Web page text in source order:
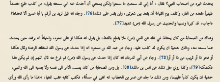
يحدث غيره من اصحاب النبي؟ فقال : أما إني قد سمعت ما سمعوا ولكن يمنعني أن أحدث عنه اني سمعته يقول: من كذب عليّ متعمداً
فليتبوأ مقعده من النار، وكلف يوم القيامة أن يقعد بين شعرتين، ولن يقدر على ذلك[76]
. وجاء انه قيل لزيد بن أرقم يا أبا عمرو ألا تحدثنا؟
فاجاب: قد كبرنا ونسينا والحديث عن رسول الله (ص) شديد[77]
.
وهناك من الصحابة من كان يحتاط في نقله عن النبي (ص) فلا يقطع باللفظ، بل يقول انه هكذا او على نحوه، واحياناً انه يرتعد حين يحدث
عما سمعه منه، وذلك خشية ان يكون قد كذب عليه. وجاء عن عبد الله بن مسعود انه إذا حدث عن رسول الله استقلته الرعدة وقال هكذا
أو نحو ذا أو قريب من ذا أو أو[78]
. وجاء عن أبي الدرداء انه كان إذا حدث عن رسول الله (ص) ثم فرغ منه قال اللهم إن لم يكن هذا
فكشكله[79] ، وكذا روي مثل ذلك عن انس بن مالك[80]
. بل ومن الصحابة من كان ينسب الامر الى نفسه ولا ينسبه الى الله والنبي،
خشية ان يكون كذباً عليهما، ومن ذلك ما جاء عن عمر بن الخطاب انه افتى في مسألة، فكتب كاتبه عقب الفتيا: ‹‹هذا ما رأى الله ورأى